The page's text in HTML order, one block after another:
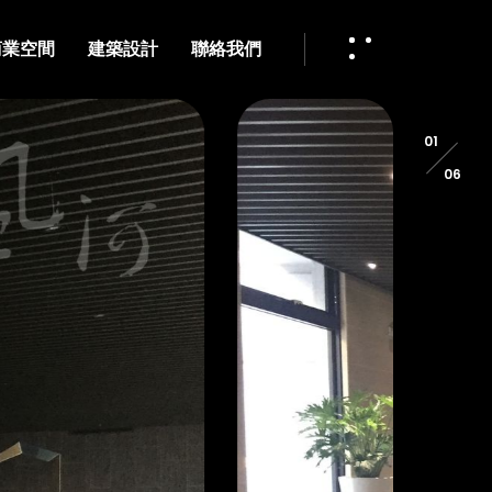
空間 建築設計 聯絡我們
01
06